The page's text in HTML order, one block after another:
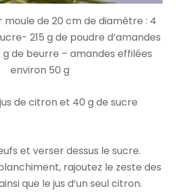
moule de 20 cm de diamètre : 4
215 g de poudre d’amandes
g de beurre – amandes effilées
environ 50 g
de citron et 40 g de sucre
et verser dessus le sucre.
rajoutez le zeste des
que le jus d’un seul citron.